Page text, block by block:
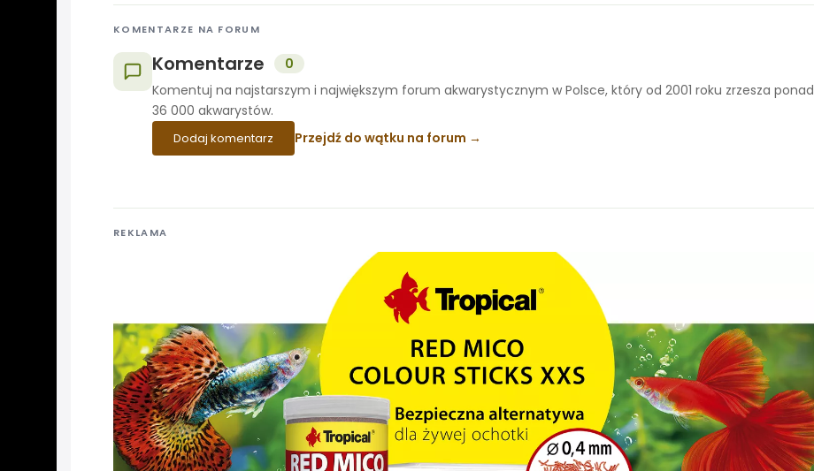
KOMENTARZE NA FORUM
Komentarze
0
Komentuj na najstarszym i największym forum akwarystycznym w Polsce, który od 2001 roku zrzesza ponad
36 000 akwarystów.
Dodaj komentarz Przejdź do wątku na forum
REKLAMA